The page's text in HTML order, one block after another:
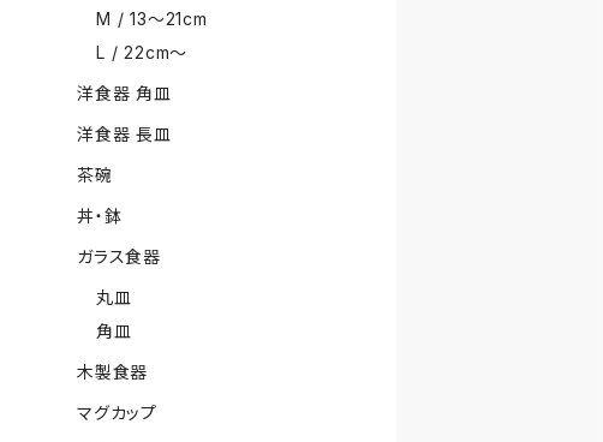
M / 13〜21cm
L / 22cm〜
洋食器 角皿
洋食器 長皿
茶碗
丼・鉢
ガラス食器
丸皿
角皿
木製食器
マグカップ